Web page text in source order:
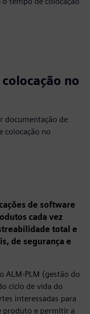
no
documentação de
colocação no
de software
cada vez
total e
de segurança e
ALM-PLM (gestão do
ciclo de vida do
interessadas para
produto e permitir a